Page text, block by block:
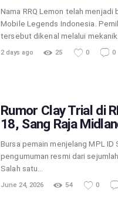
Nama RRQ Lemon telah
Mobile Legends Indonesia.
tersebut dikenal melalui mekanik…
2 days ago 25 0 0
Rumor Clay Trial di
18, Sang Raja
Bursa pemain menjelang MPL
pengumuman resmi dari
Salah satu…
June 24, 2026 54 0